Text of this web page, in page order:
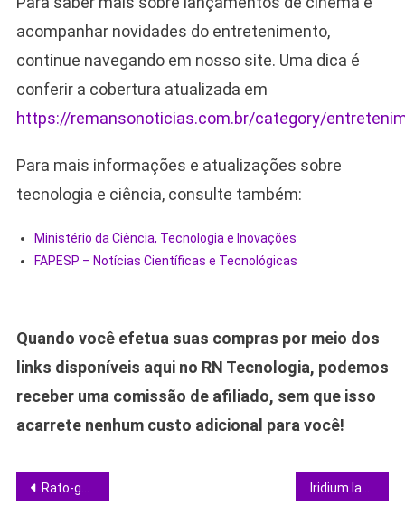
acompanhar novidades do entretenimento,
continue navegando em nosso site. Uma dica é
conferir a cobertura atualizada em
https://remansonoticias.com.br/category/
Para mais informações e atualizações sobre
tecnologia e ciência, consulte também:
Ministério da Ciência, Tecnologia e Inovações
FAPESP – Notícias Científicas e Tecnológicas
Quando você efetua suas compras por meio dos
links disponíveis aqui no RN Tecnologia, podemos
receber uma comissão de afiliado, sem que isso
acarrete nenhum custo adicional para você!
Navegação
Rato-gafanhoto emite “uivo” noturno e intriga pesquisadores sobre comunicação animal